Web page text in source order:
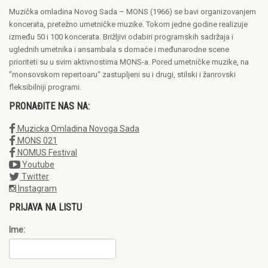
Muzička omladina Novog Sada – MONS (1966) se bavi organizovanjem
koncerata, pretežno umetničke muzike. Tokom jedne godine realizuje
između 50 i 100 koncerata. Brižljivi odabiri programskih sadržaja i
uglednih umetnika i ansambala s domaće i međunarodne scene
prioriteti su u svim aktivnostima MONS-a. Pored umetničke muzike, na
"monsovskom repertoaru“ zastupljeni su i drugi, stilski i žanrovski
fleksibilniji programi.
PRONAĐITE NAS NA:
Muzicka Omladina Novoga Sada
MONS 021
NOMUS Festival
Youtube
Twitter
Instagram
PRIJAVA NA LISTU
Ime: